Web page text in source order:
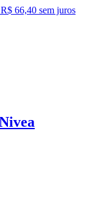
R$ 66,40 sem juros